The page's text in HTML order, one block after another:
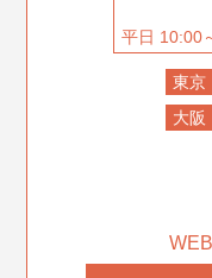
平日 10:00
東京
大阪